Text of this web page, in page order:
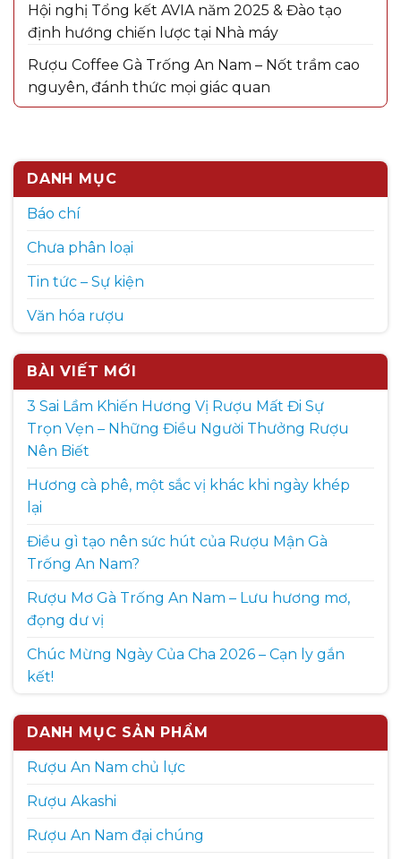
Hội nghị Tổng kết AVIA năm 2025 & Đào tạo
định hướng chiến lược tại Nhà máy
Rượu Coffee Gà Trống An Nam – Nốt trầm cao
nguyên, đánh thức mọi giác quan
DANH MỤC
Báo chí
Chưa phân loại
Tin tức – Sự kiện
Văn hóa rượu
BÀI VIẾT MỚI
3 Sai Lầm Khiến Hương Vị Rượu Mất Đi Sự
Trọn Vẹn – Những Điều Người Thưởng Rượu
Nên Biết
Hương cà phê, một sắc vị khác khi ngày khép
lại
Điều gì tạo nên sức hút của Rượu Mận Gà
Trống An Nam?
Rượu Mơ Gà Trống An Nam – Lưu hương mơ,
đọng dư vị
Chúc Mừng Ngày Của Cha 2026 – Cạn ly gắn
kết!
DANH MỤC SẢN PHẨM
Rượu An Nam chủ lực
Rượu Akashi
Rượu An Nam đại chúng